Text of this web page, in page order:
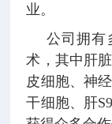
业。
公司拥有
术，其中肝
皮细胞、神
干细胞、肝